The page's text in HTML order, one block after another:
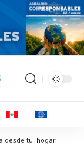
desde tu hogar